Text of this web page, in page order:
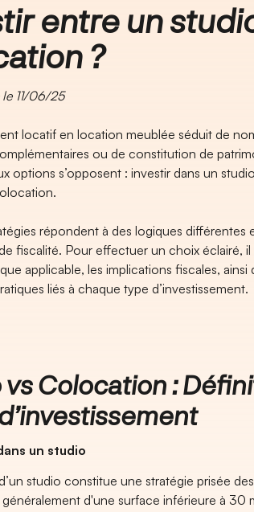
entre un
?
11/06/25
locatif en location meublée séduit de
ou de constitution de
options s’opposent : investir dans un
répondent à des logiques différentes
fiscalité. Pour effectuer un choix éclairé, il
applicable, les implications fiscales, ainsi
liés à chaque type d’investissement.
vs Colocation :
un studio
studio constitue une stratégie prisée
d'une surface inférieure à 30